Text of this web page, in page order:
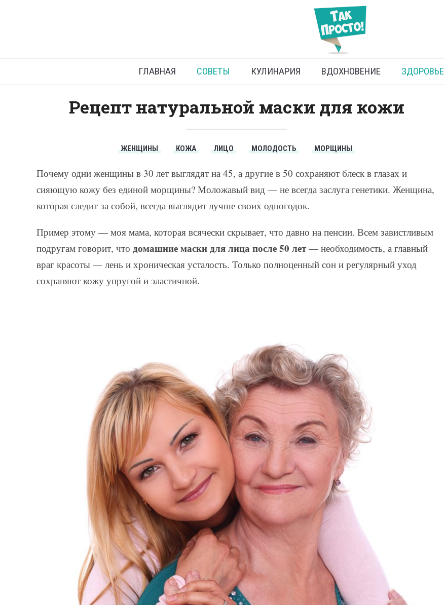
Маски для лица после 50 лет
ГЛАВНАЯ СОВЕТЫ КУЛИНАРИЯ ВДОХНОВЕНИЕ ЗДОРОВЬЕ
Рецепт натуральной маски для кожи
ЖЕНЩИНЫ КОЖА ЛИЦО МОЛОДОСТЬ МОРЩИНЫ
Почему одни женщины в 30 лет выглядят на 45, а другие в 50 сохраняют блеск в глазах и
сияющую кожу без единой морщины? Моложавый вид — не всегда заслуга генетики. Женщина,
которая следит за собой, всегда выглядит лучше своих одногодок.
Пример этому — моя мама, которая всячески скрывает, что давно на пенсии. Всем завистливым
подругам говорит, что домашние маски для лица после 50 лет — необходимость, а главный
враг красоты — лень и хроническая усталость. Только полноценный сон и регулярный уход
сохраняют кожу упругой и эластичной.